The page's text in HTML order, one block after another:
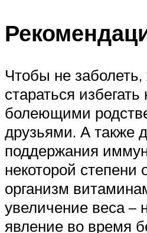
Чтобы не
стараться избегать
болеющими
друзьями. А также
поддержания
некоторой степени
организм
увеличение веса –
явление во время